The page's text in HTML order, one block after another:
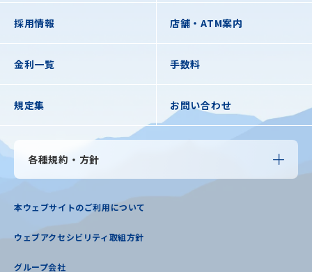
採用情報 店舗・ATM案内
金利一覧 手数料
規定集 お問い合わせ
各種規約・方針
本ウェブサイトのご利用について
ウェブアクセシビリティ取組方針
グループ会社